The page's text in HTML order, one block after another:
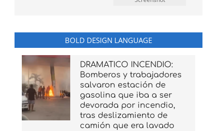
BOLD DESIGN LANGUAGE
DRAMATICO INCENDIO:
Bomberos y trabajadores
salvaron estación de
gasolina que iba a ser
devorada por incendio,
tras deslizamiento de
camión que era lavado